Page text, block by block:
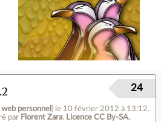
personnel ) le 10 février 2012 à 13:12.
par Florent Zara. Licence CC By‑SA.
24